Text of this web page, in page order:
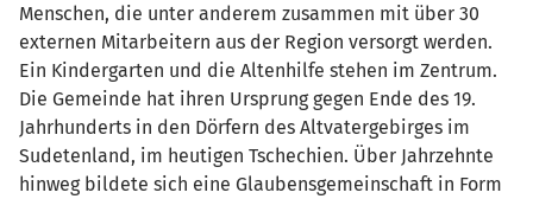
Menschen, die unter anderem zusammen mit über 30
externen Mitarbeitern aus der Region versorgt werden.
Ein Kindergarten und die Altenhilfe stehen im Zentrum.
Die Gemeinde hat ihren Ursprung gegen Ende des 19.
Jahrhunderts in den Dörfern des Altvatergebirges im
Sudetenland, im heutigen Tschechien. Über Jahrzehnte
hinweg bildete sich eine Glaubensgemeinschaft in Form